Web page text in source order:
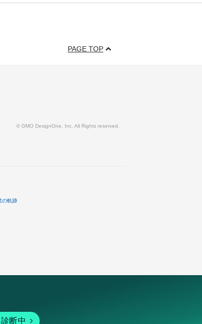
PAGE TOP
© GMO DesignOne, Inc. All Rights reserved.
の軌跡
断中